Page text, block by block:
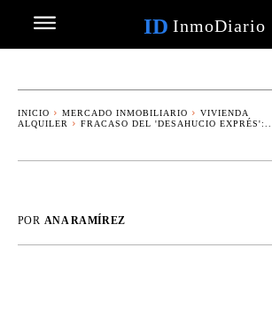
ID InmoDiario
INICIO MERCADO INMOBILIARIO
VIVIENDA
ALQUILER
FRACASO DEL 'DESAHUCIO EXPRÉS':...
POR ANA RAMÍREZ